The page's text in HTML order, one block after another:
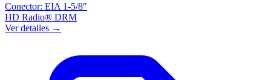
Conector: EIA 1-5/8"
HD Radio® DRM
Ver detalles →